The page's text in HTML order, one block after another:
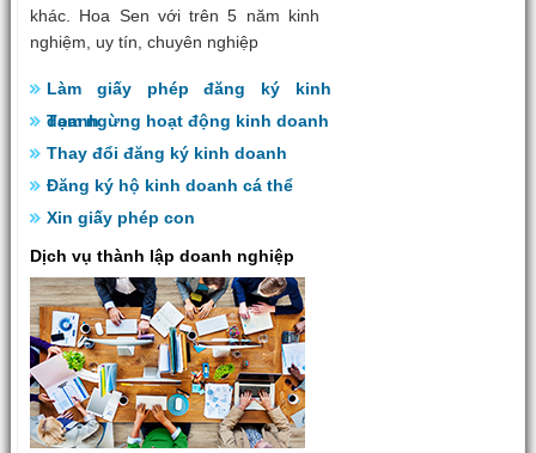
khác. Hoa Sen với trên 5 năm kinh
nghiệm, uy tín, chuyên nghiệp
Làm giấy phép đăng ký kinh
doanh
Tạm ngừng hoạt động kinh doanh
Thay đổi đăng ký kinh doanh
Đăng ký hộ kinh doanh cá thể
Xin giấy phép con
Dịch vụ thành lập doanh nghiệp